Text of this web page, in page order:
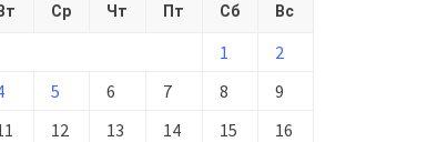
Вт Ср Чт Пт Сб Вс
1
2
5 6 7 8
9
12 13 14 15
16